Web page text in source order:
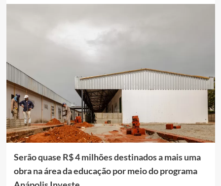
Serão quase R$ 4 milhões destinados a mais uma
obra na área da educação por meio do programa